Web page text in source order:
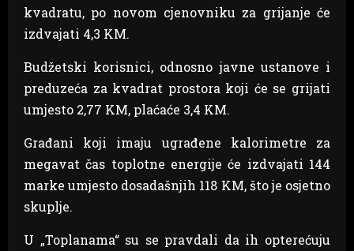
kvadratu, po novom cjenovniku za grijanje će
izdvajati 4,3 KM.
Budžetski korisnici, odnosno javne ustanove i
preduzeća za kvadrat prostora koji će se grijati
umjesto 2,77 KM, plaćaće 3,4 KM.
Građani koji imaju ugrađene kalorimetre za
megavat čas toplotne energije će izdvajati 144
marke umjesto dosadašnjih 118 KM, što je osjetno
skuplje.
U „Toplanama“ su se pravdali da ih opterećuju